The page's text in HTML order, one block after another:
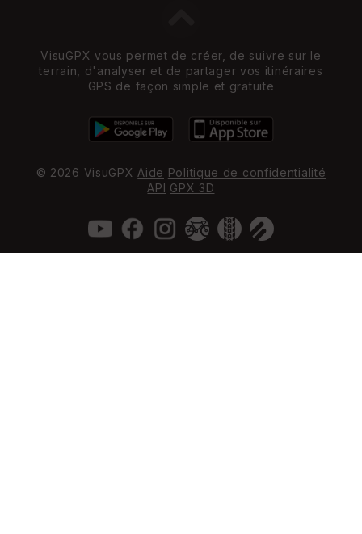
VisuGPX vous permet de créer, de suivre sur le
terrain, d'analyser et de partager vos itinéraires
GPS de façon simple et gratuite
© 2026 VisuGPX Aide Politique de confidentialité
API GPX 3D